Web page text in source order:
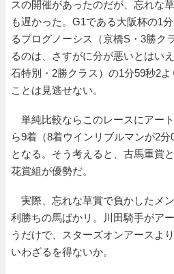
スの開催があったのだが、忘れな
も遅かった。G1である大阪杯の1
るプログノーシス（京橋S・3勝ク
るのは、さすがに分が悪いとはい
石特別・2勝クラス）の1分59秒2
ことは見逃せない。
単純比較ならこのレースにアー
ら9着（8着ウインリブルマンが2
となる。そう考えると、古馬重賞
花賞組が優勢だ。
実際、忘れな草賞で負かしたメ
利勝ちの馬ばかリ。川田騎手がア
うだけで、スターズオンアースよ
いわざるを得ないか。